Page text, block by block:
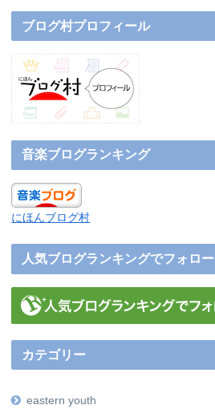
ブログ村プロフィール
音楽ブログランキング
にほんブログ村
人気ブログランキングでフォロー
カテゴリー
eastern youth